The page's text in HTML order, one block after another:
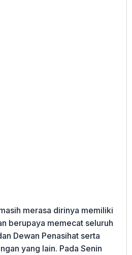
merasa dirinya memiliki
berupaya memecat seluruh
Dewan Penasihat serta
yang lain. Pada Senin